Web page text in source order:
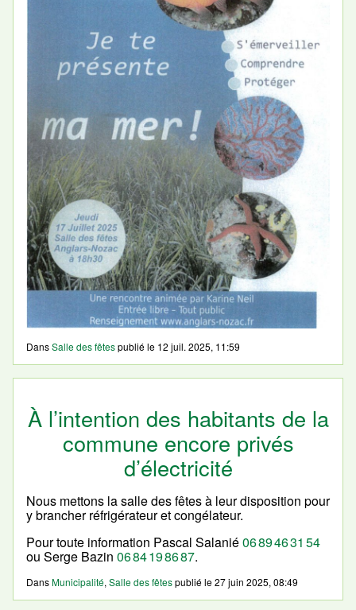
DansSalle des fêtespublié le 12 juil. 2025, 11:59
À l’intention des habitants de la
commune encore privés
d’électricité
Nous mettons la salle des fêtes à leur disposition pour
y brancher réfrigérateur et congélateur.
Pour toute information Pascal Salanié06 89 46 31 54
ou Serge Bazin 06 84 19 86 87.
DansMunicipalité, Salle des fêtespublié le27 juin 2025, 08:49